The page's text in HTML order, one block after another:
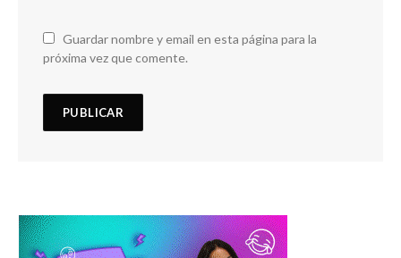
Guardar nombre y email en esta página para la
próxima vez que comente.